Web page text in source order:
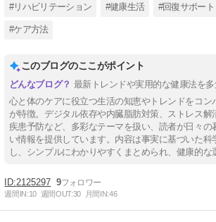
#リハビリテーション #健康生活 #回復サポート
#ケア方法
このブログのここがポイント
最新トレンドや実用的な健康法を
心と体のケアに役立つ生活の知恵やトレンドをコン
が特徴。デジタル依存や内臓脂肪対策、ストレス解
疾患予防など、多彩なテーマを扱い、読者が日々の
い情報を提供しています。内容は事実に基づいた科
し、シンプルにわかりやすくまとめられ、健康的な
2125297 9
週間IN:10 週間OUT:30 月間IN:46